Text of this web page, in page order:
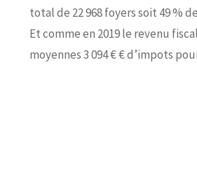
total de 22 968 foyers soit 49 %
Et comme en 2019 le revenu
moyennes 3 094 € € d’impots